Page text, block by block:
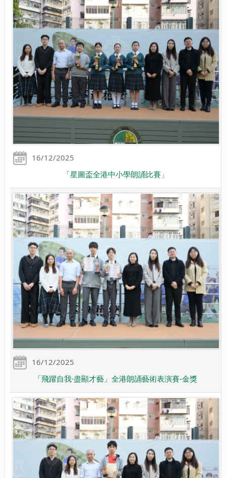
16/12/2025
「星圖盃全港中小學朗誦比賽」
16/12/2025
「飛躍自我·盡顯才藝」全港朗誦藝術表演賽-金獎